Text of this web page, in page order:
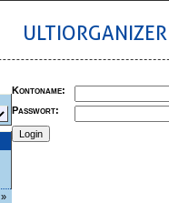
ULTIORGANIZER
»
Kontoname:
Passwort: